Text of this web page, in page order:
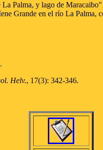
La Palma, y lago de
Grande en el río La Palma,
Helv., 17(3): 342-346.